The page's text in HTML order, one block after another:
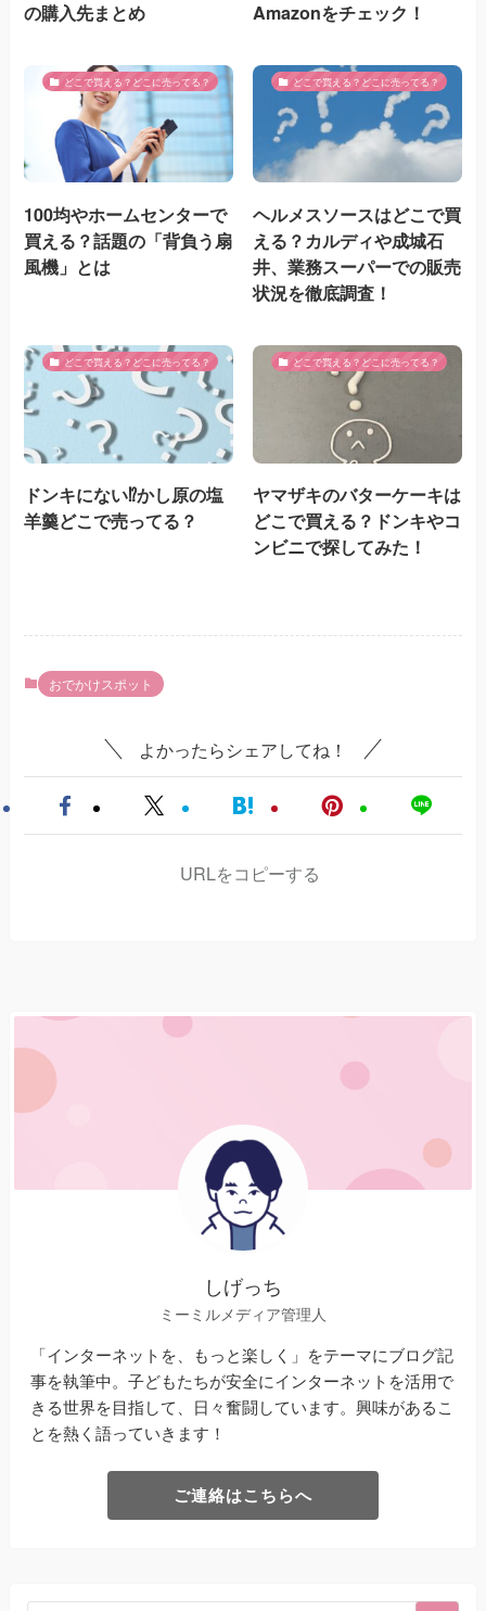
の購入先まとめ Amazonをチェック！
どこで買える？どこに売ってる？
100均やホームセンターで
買える？話題の「背負う扇
風機」とは
どこで買える？どこに売ってる？
ヘルメスソースはどこで買
える？カルディや成城石
井、業務スーパーでの販売
状況を徹底調査！
どこで買える？どこに売ってる？
ドンキにない⁉かし原の塩
羊羹どこで売ってる？
どこで買える？どこに売ってる？
ヤマザキのバターケーキは
どこで買える？ドンキやコ
ンビニで探してみた！
おでかけスポット
よかったらシェアしてね！
URLをコピーする
しげっち
ミーミルメディア管理人
「インターネットを、もっと楽しく」をテーマにブログ記
事を執筆中。子どもたちが安全にインターネットを活用で
きる世界を目指して、日々奮闘しています。興味があるこ
とを熱く語っていきます！
ご連絡はこちらへ